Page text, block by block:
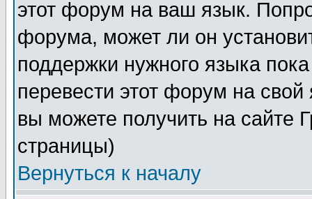
этот форум на ваш язык.
форума, может ли он
поддержки нужного языка
перевести этот форум на
вы можете получить на сайте
страницы)
Вернуться к началу